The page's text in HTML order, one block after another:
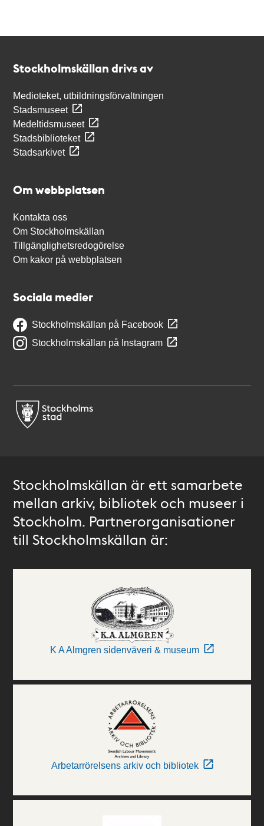
Stockholmskällan drivs av
Medioteket, utbildningsförvaltningen
Stadsmuseet
Medeltidsmuseet
Stadsbiblioteket
Stadsarkivet
Om webbplatsen
Kontakta oss
Om Stockholmskällan
Tillgänglighetsredogörelse
Om kakor på webbplatsen
Sociala medier
Stockholmskällan på Facebook
Stockholmskällan på Instagram
Stockholmskällan är ett samarbete
mellan arkiv, bibliotek och museer i
Stockholm. Partnerorganisationer
till Stockholmskällan är:
K A Almgren sidenväveri & museum
Arbetarrörelsens arkiv och bibliotek